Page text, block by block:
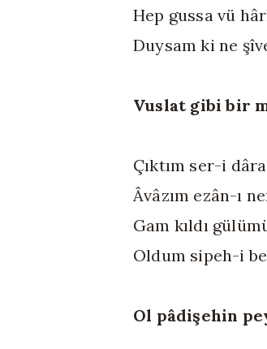
Hep gussa vü
Duysam ki ne
Vuslat gibi bir
Çıktım ser-i
Âvâzım ezân-ı
Gam kıldı
Oldum sipeh-i
Ol pâdişehin